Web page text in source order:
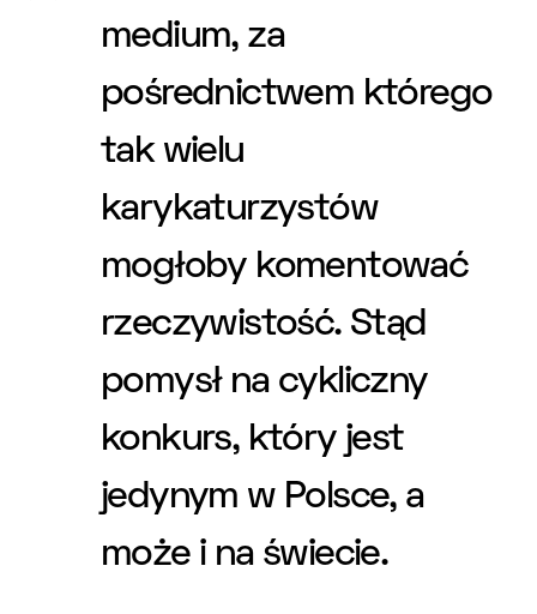
medium, za
pośrednictwem którego
tak wielu
karykaturzystów
mogłoby komentować
rzeczywistość. Stąd
pomysł na cykliczny
konkurs, który jest
jedynym w Polsce, a
może i na świecie.